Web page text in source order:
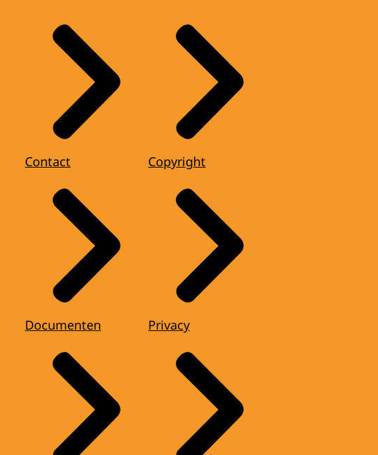
Contact
Documenten
Copyright
Privacy